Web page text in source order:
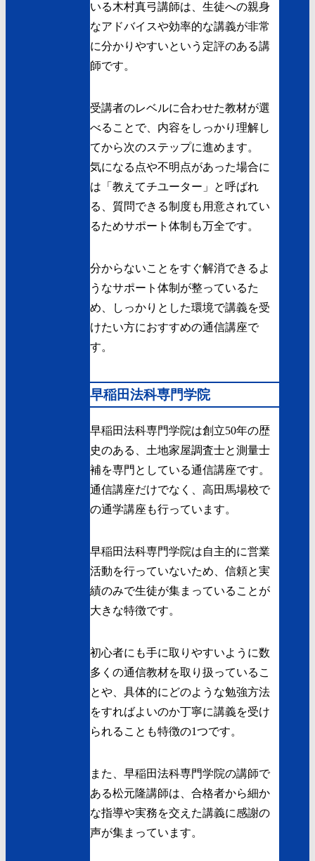
いる木村真弓講師は、生徒への親身
なアドバイスや効率的な講義が非常
に分かりやすいという定評のある講
師です。
受講者のレベルに合わせた教材が選
べることで、内容をしっかり理解し
てから次のステップに進めます。
気になる点や不明点があった場合に
は「教えてチユーター」と呼ばれ
る、質問できる制度も用意されてい
るためサポート体制も万全です。
分からないことをすぐ解消できるよ
うなサポート体制が整っているた
め、しっかりとした環境で講義を受
けたい方におすすめの通信講座で
す。
早稲田法科専門学院
早稲田法科専門学院は創立50年の歴
史のある、土地家屋調査士と測量士
補を専門としている通信講座です。
通信講座だけでなく、高田馬場校で
の通学講座も行っています。
早稲田法科専門学院は自主的に営業
活動を行っていないため、信頼と実
績のみで生徒が集まっていることが
大きな特徴です。
初心者にも手に取りやすいように数
多くの通信教材を取り扱っているこ
とや、具体的にどのような勉強方法
をすればよいのか丁寧に講義を受け
られることも特徴の1つです。
また、早稲田法科専門学院の講師で
ある松元隆講師は、合格者から細か
な指導や実務を交えた講義に感謝の
声が集まっています。